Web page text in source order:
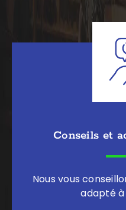
Conseils et
Nous vous
adapté à